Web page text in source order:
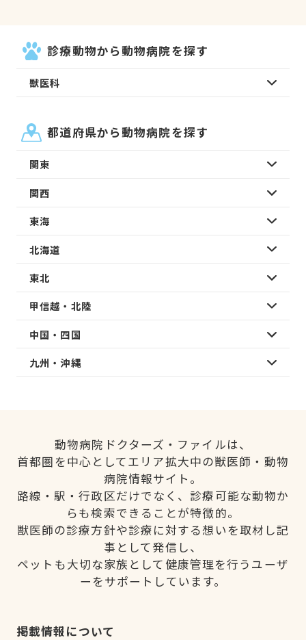
診療動物から動物病院を探す
獣医科
都道府県から動物病院を探す
関東
関西
東海
北海道
東北
甲信越・北陸
中国・四国
九州・沖縄
動物病院ドクターズ・ファイルは、
首都圏を中心としてエリア拡大中の獣医師・動物
病院情報サイト。
路線・駅・行政区だけでなく、診療可能な動物か
らも検索できることが特徴的。
獣医師の診療方針や診療に対する想いを取材し記
事として発信し、
ペットも大切な家族として健康管理を行うユーザ
ーをサポートしています。
掲載情報について